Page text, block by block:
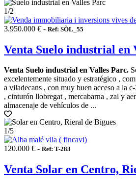
1/2
3.950.000 € - Ref: SÒL_55
Venta Suelo industrial en
Venta Suelo industrial en Valles Parc.
excelentemente situado y estratégico ,
a viladecans , con muy buen acceso a la
, cinturón llobregat , mercabarna , zal y
almacenaje de vehículos de ...
1/5
120.000 € - Ref: T-283
Venta Solar en Centro,